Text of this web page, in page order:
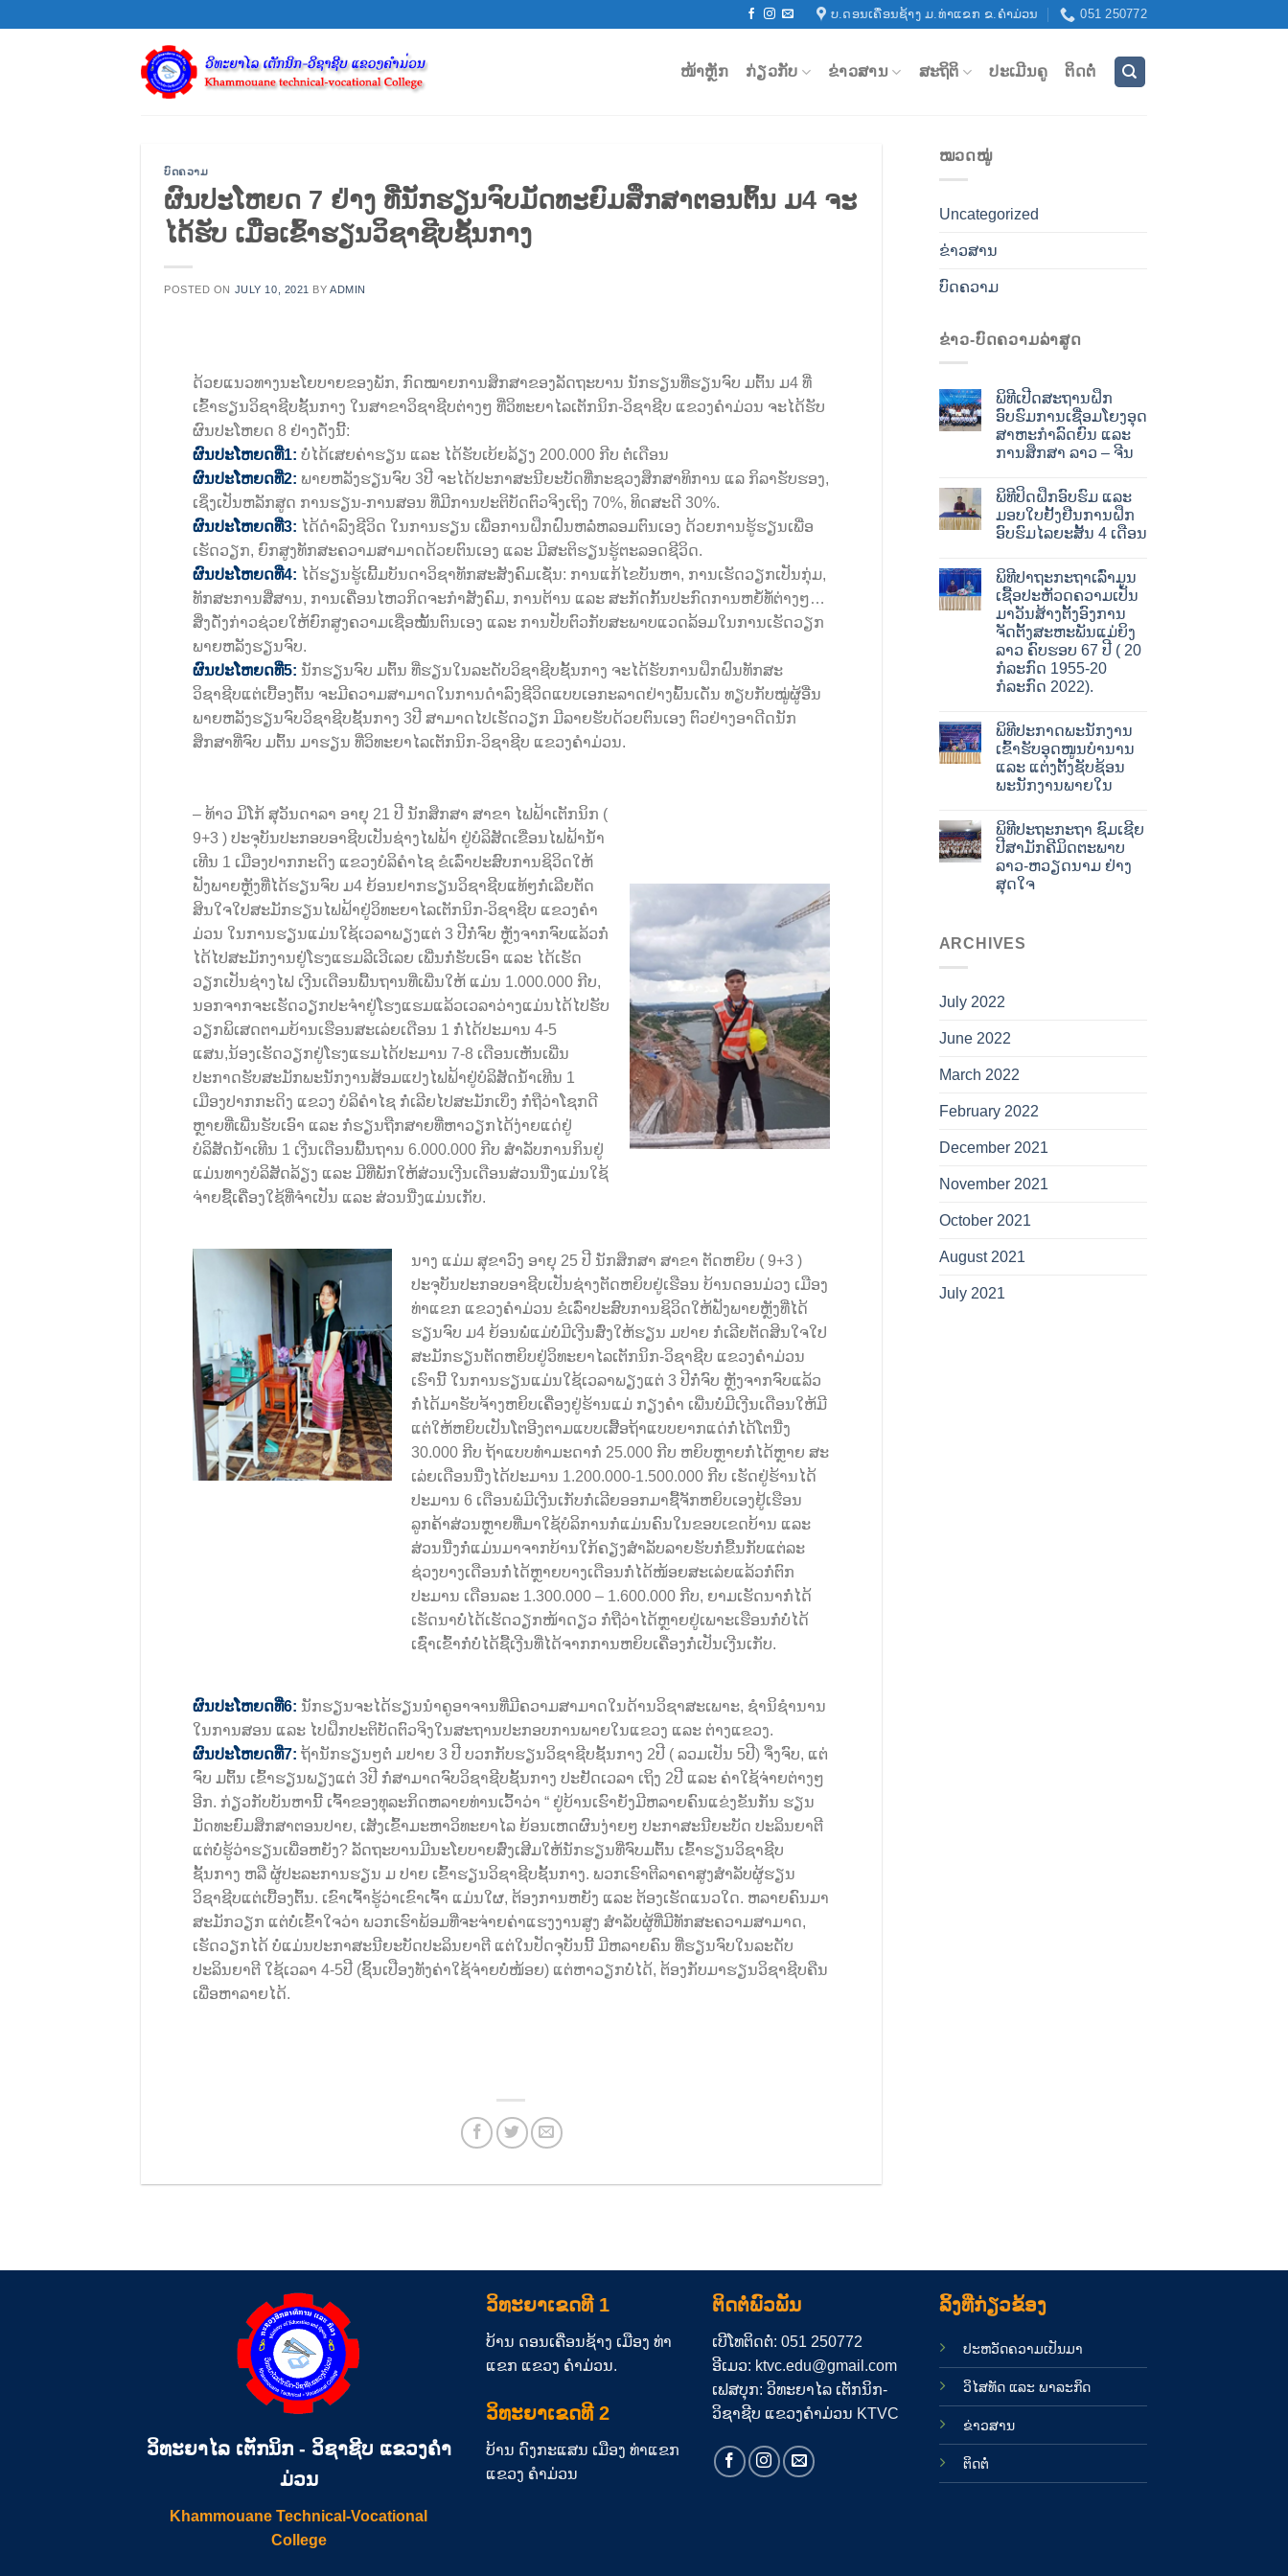
ບ.ດອນເຄື່ອນຊ້າງ ມ.ທ່າແຂກ ຂ.ຄຳມ່ວນ 051 250772
ໜ້າຫຼັກ ກ່ຽວກັບ ຂ່າວສານ ສະຖິຕິ ປະເມີນຄູ ຕິດຕໍ່
ບົດຄວາມ
ຜົນປະໂຫຍດ 7 ຢ່າງ ທີ່ນັກຮຽນຈົບມັດທະຍົມສຶກສາຕອນຕົ້ນ ມ4 ຈະ
ໄດ້ຮັບ ເມື່ອເຂົ້າຮຽນວິຊາຊີບຊັ້ນກາງ
POSTED ON JULY 10, 2021 BYADMIN
ດ້ວຍແນວທາງນະໂຍບາຍຂອງພັກ, ກົດໝາຍການສຶກສາຂອງລັດຖະບານ ນັກຮຽນທີ່ຮຽນຈົບ ມຕົ້ນ ມ4 ທີ່
ເຂົ້າຮຽນວິຊາຊີບຊັ້ນກາງ ໃນສາຂາວິຊາຊີບຕ່າງໆ ທີ່ວິທະຍາໄລເຕັກນິກ-ວິຊາຊີບ ແຂວງຄໍາມ່ວນ ຈະໄດ້ຮັບ
ຜົນປະໂຫຍດ 8 ຢ່າງດັ່ງນີ້:
ຜົນປະໂຫຍດທີ່1: ບໍ່ໄດ້ເສຍຄ່າຮຽນ ແລະ ໄດ້ຮັບເບ້ຍລ້ຽງ 200.000 ກີບ ຕໍ່ເດືອນ
ຜົນປະໂຫຍດທີ່2: ພາຍຫລັງຮຽນຈົບ 3ປີ ຈະໄດ້ປະກາສະນີຍະບັດທີ່ກະຊວງສຶກສາທິການ ແລ ກິລາຮັບຮອງ,
ເຊິ່ງເປັນຫລັກສູດ ການຮຽນ-ການສອນ ທີ່ມີການປະຕິບັດຕົວຈິງເຖິງ 70%, ທິດສະດີ 30%.
ຜົນປະໂຫຍດທີ່3: ໄດ້ດໍາລົງຊີວິດ ໃນການຮຽນ ເພື່ອການຝຶກຝົນຫລໍ່ຫລອມຕົນເອງ ດ້ວຍການຮູ້ຮຽນເພື່ອ
ເຮັດວຽກ, ຍົກສູງທັກສະຄວາມສາມາດດ້ວຍຕົນເອງ ແລະ ມີສະຕິຮຽນຮູ້ຕະລອດຊີວິດ.
ຜົນປະໂຫຍດທີ່4: ໄດ້ຮຽນຮູ້ເພີ້ມບັນດາວິຊາທັກສະສັງຄົມເຊັ່ນ: ການແກ້ໄຂບັນຫາ, ການເຮັດວຽກເປັນກຸ່ມ,
ທັກສະການສື່ສານ, ການເຄື່ອນໄຫວກິດຈະກຳສັງຄົມ, ການຕ້ານ ແລະ ສະກັດກັ້ນປະກົດການຫຍໍ້ທໍ້ຕ່າງໆ…
ສິ່ງດັ່ງກ່າວຊ່ວຍໃຫ້ຍົກສູງຄວາມເຊື່ອໝັ້ນຕົນເອງ ແລະ ການປັບຕົວກັບສະພາບແວດລ້ອມໃນການເຮັດວຽກ
ພາຍຫລັງຮຽນຈົບ.
ຜົນປະໂຫຍດທີ່5: ນັກຮຽນຈົບ ມຕົ້ນ ທີ່ຮຽນໃນລະດັບວິຊາຊີບຊັ້ນກາງ ຈະໄດ້ຮັບການຝຶກຝົນທັກສະ
ວິຊາຊີບແຕ່ເບື້ອງຕົ້ນ ຈະມີຄວາມສາມາດໃນການດຳລົງຊີວິດແບບເອກະລາດຢ່າງພົ້ນເດັ່ນ ທຽບກັບໝູ່ຜູ້ອື່ນ
ພາຍຫລັງຮຽນຈົບວິຊາຊີບຊັ້ນກາງ 3ປີ ສາມາດໄປເຮັດວຽກ ມີລາຍຮັບດ້ວຍຕົນເອງ ຕົວຢ່າງອາດີດນັກ
ສຶກສາທີ່ຈົບ ມຕົ້ນ ມາຮຽນ ທີ່ວິທະຍາໄລເຕັກນິກ-ວິຊາຊີບ ແຂວງຄໍາມ່ວນ.
– ທ້າວ ມິໂກ້ ສຸວັນດາລາ ອາຍຸ 21 ປີ ນັກສຶກສາ ສາຂາ ໄຟຟ້າເຕັກນິກ (
9+3 ) ປະຈຸບັນປະກອບອາຊີບເປັນຊ່າງໄຟຟ້າ ຢູ່ບໍລິສັດເຂື່ອນໄຟຟ້ານໍ້າ
ເທີນ 1 ເມືອງປາກກະດິງ ແຂວງບໍລິຄໍາໄຊ ຂໍເລົ່າປະສົບການຊິວິດໃຫ້
ຟັງພາຍຫຼັງທີ່ໄດ້ຮຽນຈົບ ມ4 ຍ້ອນຢາກຮຽນວິຊາຊີບແທ້ໆກໍ່ເລີຍຕັດ
ສິນໃຈໃປສະມັກຮຽນໄຟຟ້າຢູ່ວິທະຍາໄລເຕັກນິກ-ວິຊາຊີບ ແຂວງຄໍາ
ມ່ວນ ໃນການຮຽນແມ່ນໃຊ້ເວລາພຽງແຕ່ 3 ປີກໍ່ຈົບ ຫຼັງຈາກຈົບແລ້ວກໍ່
ໄດ້ໄປສະມັກງານຢູ່ໂຮງແຮມລີເວີເລຍ ເພີ່ນກໍ່ຮັບເອົາ ແລະ ໄດ້ເຮັດ
ວຽກເປັນຊ່າງໄຟ ເງີນເດືອນພື້ນຖານທີ່ເພີ່ນໃຫ້ ແມ່ນ 1.000.000 ກີບ,
ນອກຈາກຈະເຮັດວຽກປະຈໍາຢູ່ໂຮງແຮມແລ້ວເວລາວ່າງແມ່ນໄດ້ໄປຮັບ
ວຽກພິເສດຕາມບ້ານເຮືອນສະເລ່ຍເດືອນ 1 ກໍ່ໄດ້ປະມານ 4-5
ແສນ,ນ້ອງເຮັດວຽກຢູ່ໂຮງແຮມໄດ້ປະມານ 7-8 ເດືອນເຫັນເພີ່ນ
ປະກາດຮັບສະມັກພະນັກງານສ້ອມແປງໄຟຟ້າຢູ່ບໍລິສັດນໍ້າເທີນ 1
ເມືອງປາກກະດິງ ແຂວງ ບໍລິຄໍາໄຊ ກໍ່ເລີຍໄປສະມັກເບິ່ງ ກໍ່ຖືວ່າໂຊກດີ
ຫຼາຍທີ່ເພີ່ນຮັບເອົາ ແລະ ກໍ່ຮຽນຖືກສາຍທີ່ຫາວຽກໄດ້ງ່າຍແດ່ຢູ່
ບໍລິສັດນໍ້າເທີນ 1 ເງີນເດືອນພື້ນຖານ 6.000.000 ກີບ ສໍາລັບການກິນຢູ່
ແມ່ນທາງບໍລິສັດລ້ຽງ ແລະ ມີທີ່ພັກໃຫ້ສ່ວນເງີນເດືອນສ່ວນນື່ງແມ່ນໃຊ້
ຈ່າຍຊື້ເຄື່ອງໃຊ້ທີ່ຈໍາເປັນ ແລະ ສ່ວນນື່ງແມ່ນເກັບ.
ນາງ ແມ່ມ ສຸຂາວົງ ອາຍຸ 25 ປີ ນັກສຶກສາ ສາຂາ ຕັດຫຍິບ ( 9+3 )
ປະຈຸບັນປະກອບອາຊີບເປັນຊ່າງຕັດຫຍິບຢູ່ເຮືອນ ບ້ານດອນມ່ວງ ເມືອງ
ທ່າແຂກ ແຂວງຄໍາມ່ວນ ຂໍເລົ່າປະສົບການຊິວິດໃຫ້ຟັງພາຍຫຼັງທີ່ໄດ້
ຮຽນຈົບ ມ4 ຍ້ອນພໍ່ແມ່ບໍ່ມີເງີນສົ່ງໃຫ້ຮຽນ ມປາຍ ກໍ່ເລີຍຕັດສິນໃຈໃປ
ສະມັກຮຽນຕັດຫຍິບຢູ່ວິທະຍາໄລເຕັກນິກ-ວິຊາຊີບ ແຂວງຄໍາມ່ວນ
ເຮົານີ້ ໃນການຮຽນແມ່ນໃຊ້ເວລາພຽງແຕ່ 3 ປີກໍ່ຈົບ ຫຼັງຈາກຈົບແລ້ວ
ກໍ່ໄດ້ມາຮັບຈ້າງຫຍິບເຄື່ອງຢູ່ຮ້ານແມ່ ກຽງຄໍາ ເພີ່ນບໍ່ມີເງີນເດືອນໃຫ້ມີ
ແຕ່ໃຫ້ຫຍິບເປັນໂຕອີງຕາມແບບເສື້ອຖ້າແບບຍາກແດ່ກໍ່ໄດ້ໂຕນື່ງ
30.000 ກີບ ຖ້າແບບທໍາມະດາກໍ່ 25.000 ກີບ ຫຍິບຫຼາຍກໍ່ໄດ້ຫຼາຍ ສະ
ເລ່ຍເດືອນນື່ງໄດ້ປະມານ 1.200.000-1.500.000 ກີບ ເຮັດຢູ່ຮ້ານໄດ້
ປະມານ 6 ເດືອນພໍມີເງີນເກັບກໍ່ເລີຍອອກມາຊື້ຈັກຫຍິບເອງຢູ້ເຮືອນ
ລູກຄ້າສ່ວນຫຼາຍທີ່ມາໃຊ້ບໍລິການກໍ່ແມ່ນຄົນໃນຂອບເຂດບ້ານ ແລະ
ສ່ວນນື່ງກໍ່ແມ່ນມາຈາກບ້ານໃກ້ຄຽງສໍາລັບລາຍຮັບກໍ່ຂື້ນກັບແຕ່ລະ
ຊ່ວງບາງເດືອນກໍ່ໄດ້ຫຼາຍບາງເດືອນກໍ່ໄດ້ໜ້ອຍສະເລ່ຍແລ້ວກໍ່ຕົກ
ປະມານ ເດືອນລະ 1.300.000 – 1.600.000 ກີບ, ຍາມເຮັດນາກໍ່ໄດ້
ເຮັດນາບໍ່ໄດ້ເຮັດວຽກໜ້າດຽວ ກໍ່ຖືວ່າໄດ້ຫຼາຍຢູ່ເພາະເຮືອນກໍ່ບໍ່ໄດ້
ເຊົ່າເຂົ້າກໍ່ບໍ່ໄດ້ຊື້ເງີນທີ່ໄດ້ຈາກການຫຍິບເຄື່ອງກໍ່ເປັນເງີນເກັບ.
ຜົນປະໂຫຍດທີ່6: ນັກຮຽນຈະໄດ້ຮຽນນໍາຄູອາຈານທີ່ມີຄວາມສາມາດໃນດ້ານວິຊາສະເພາະ, ຊໍານິຊໍານານ
ໃນການສອນ ແລະ ໄປຝຶກປະຕິບັດຕົວຈິງໃນສະຖານປະກອບການພາຍໃນແຂວງ ແລະ ຕ່າງແຂວງ.
ຜົນປະໂຫຍດທີ່7: ຖ້ານັກຮຽນໆຕໍ່ ມປາຍ 3 ປີ ບວກກັບຮຽນວິຊາຊີບຊັ້ນກາງ 2ປີ ( ລວມເປັນ 5ປີ) ຈຶ່ງຈົບ, ແຕ່
ຈົບ ມຕົ້ນ ເຂົ້າຮຽນພຽງແຕ່ 3ປີ ກໍ່ສາມາດຈົບວິຊາຊີບຊັ້ນກາງ ປະຢັດເວລາ ເຖິງ 2ປີ ແລະ ຄ່າໃຊ້ຈ່າຍຕ່າງໆ
ອີກ. ກ່ຽວກັບບັນຫານີ້ ເຈົ້າຂອງທຸລະກິດຫລາຍທ່ານເວົ້້າວ່າ “ ຢູ່ບ້ານເຮົາຍັງມີຫລາຍຄົນແຂ່ງຂັນກັນ ຮຽນ
ມັດທະຍົມສຶກສາຕອນປາຍ, ເສັງເຂົ້າມະຫາວິທະຍາໄລ ຍ້ອນເຫດຜົນງ່າຍໆ ປະກາສະນີຍະບັດ ປະລິນຍາຕີ
ແຕ່ບໍ່ຮູ້ວ່າຮຽນເພື່ອຫຍັງ? ລັດຖະບານມີນະໂຍບາຍສົ່ງເສີມໃຫ້ນັກຮຽນທີ່ຈົບມຕົ້ນ ເຂົ້າຮຽນວິຊາຊີບ
ຊັ້ນກາງ ຫລື ຜູ້ປະລະການຮຽນ ມ ປາຍ ເຂົ້າຮຽນວິຊາຊີບຊັ້ນກາງ. ພວກເຮົາຕີລາຄາສູງສຳລັບຜູ້ຮຽນ
ວິຊາຊີບແຕ່ເບື້ອງຕົ້ນ. ເຂົາເຈົ້າຮູ້ວ່າເຂົາເຈົ້າ ແມ່ນໃຜ, ຕ້ອງການຫຍັງ ແລະ ຕ້ອງເຮັດແນວໃດ. ຫລາຍຄົນມາ
ສະມັກວຽກ ແຕ່ບໍ່ເຂົ້າໃຈວ່າ ພວກເຮົາພ້ອມທີ່ຈະຈ່າຍຄ່າແຮງງານສູງ ສຳລັບຜູ້ທີ່ມີທັກສະຄວາມສາມາດ,
ເຮັດວຽກໄດ້ ບໍ່ແມ່ນປະກາສະນີຍະບັດປະລິນຍາຕີ ແຕ່ໃນປັດຈຸບັນນີ້ ມີຫລາຍຄົນ ທີ່ຮຽນຈົບໃນລະດັບ
ປະລິນຍາຕີ ໃຊ້ເວລາ 4-5ປີ (ຊິ້ນເປືອງທັງຄ່າໃຊ້ຈ່າຍບໍ່ໜ້ອຍ) ແຕ່ຫາວຽກບໍ່ໄດ້, ຕ້ອງກັບມາຮຽນວິຊາຊີບຄືນ
ເພື່ອຫາລາຍໄດ້.
ໝວດໝູ່
Uncategorized
ຂ່າວສານ
ບົດຄວາມ
ຂ່າວ-ບົດຄວາມລ່າສູດ
ພິທີເປີດສະຖານຝຶກ
ອົບຮົມການເຊື່ອມໂຍງອຸດ
ສາຫະກໍາລົດຍົນ ແລະ
ການສຶກສາ ລາວ – ຈີນ
ພິທີປິດຝຶກອົບຮົມ ແລະ
ມອບໃບຢັ້ງຢືນການຝຶກ
ອົບຮົມໄລຍະສັ້ນ 4 ເດືອນ
ພິທີປາຖະກະຖາເລົ່າມູນ
ເຊື້ອປະຫັວດຄວາມເປັນ
ມາວັນສ້າງຕັ້ງອົງການ
ຈັດຕັ້ງສະຫະພັນແມ່ຍິງ
ລາວ ຄົບຮອບ 67 ປີ ( 20
ກໍລະກົດ 1955-20
ກໍລະກົດ 2022).
ພິທີປະກາດພະນັກງານ
ເຂົ້າຮັບອຸດໜູນບໍານານ
ແລະ ແຕ່ງຕັ້ງຊັບຊ້ອນ
ພະນັກງານພາຍໃນ
ພິທີປະຖະກະຖາ ຊົມເຊີຍ
ປີສາມັກຄີມິດຕະພາບ
ລາວ-ຫວຽດນາມ ຢ່າງ
ສຸດໃຈ
ARCHIVES
July 2022
June 2022
March 2022
February 2022
December 2021
November 2021
October 2021
August 2021
July 2021
ວິທະຍາໄລ ເຕັກນິກ - ວິຊາຊີບ ແຂວງຄຳ
ມ່ວນ
Khammouane Technical-Vocational
College
ວິທະຍາເຂດທີ 1
ບ້ານ ດອນເຄື່ອນຊ້າງ ເມືອງ ທ່າ
ແຂກ ແຂວງ ຄຳມ່ວນ.
ວິທະຍາເຂດທີ 2
ບ້ານ ດົງກະແສນ ເມືອງ ທ່າແຂກ
ແຂວງ ຄຳມ່ວນ
ຕິດຕໍ່ພົວພັນ
ເບີໂທຕິດຕໍ່: 051 250772
ອີເມວ: ktvc.edu@gmail.com
ເຟສບຸກ: ວິທະຍາໄລ ເຕັກນິກ-
ວິຊາຊີບ ແຂວງຄຳມ່ວນ KTVC
ລິ້ງທີ່ກ່ຽວຂ້ອງ
ປະຫວັດຄວາມເປັນມາ
ວິໄສທັດ ແລະ ພາລະກິດ
ຂ່າວສານ
ຕິດຕໍ່